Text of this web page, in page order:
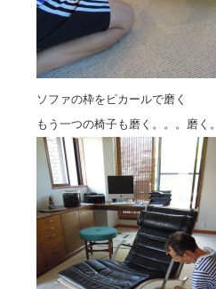
ソファの枠をピカールで磨く
もう一つの椅子も磨く。。。磨く。